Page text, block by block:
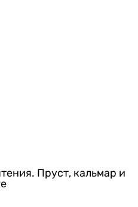
Пруст, кальмар и